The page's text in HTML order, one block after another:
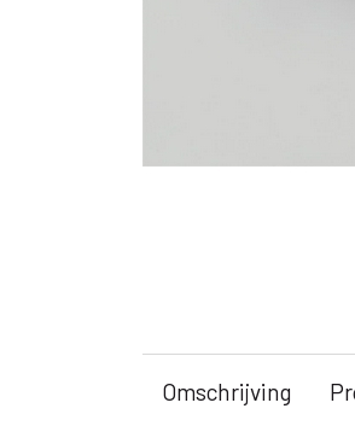
Omschrijving